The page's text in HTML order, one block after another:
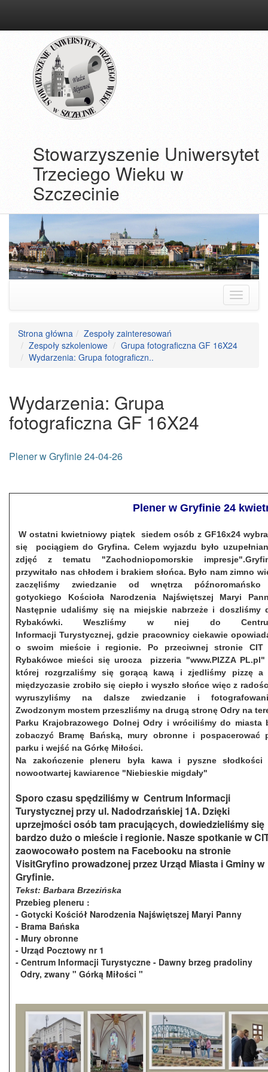
Stowarzyszenie Uniwersytet
Trzeciego Wieku w
Szczecinie
Strona główna
Zespoły zainteresowań
Zespoły szkoleniowe
Grupa fotograficzna GF 16X24
Wydarzenia: Grupa fotograficzn..
Wydarzenia: Grupa
fotograficzna GF 16X24
Plener w Gryfinie 24-04-26
Plener w Gryfinie 24
W ostatni kwietniowy piątek siedem osób z GF16x24
się
pociągiem do Gryfina. Celem wyjazdu było
zdjęć z tematu "Zachodniopomorskie
przywitało nas chłodem i brakiem słońca. Było nam zimno
zaczęliśmy zwiedzanie od wnętrza
gotyckiego Kościoła Narodzenia Najświętszej Maryi
Następnie udaliśmy się na miejskie nabrzeże i doszliśmy
Rybakówki. Weszliśmy w niej do
InformacjiTurystycznej, gdzie pracownicy ciekawie
o swoim mieście i regionie. Po przeciwnej stronie CIT
Rybakówce mieści się urocza pizzeria "www.PIZZA PL.pl"
której rozgrzaliśmy się gorącą kawą i zjedliśmy pizzę a
międzyczasie zrobiło się ciepło i wyszło słońce więc z
wyruszyliśmy na dalsze zwiedzanie i
Zwodzonym mostem przeszliśmy na drugą stronę Odry na
Parku Krajobrazowego Dolnej Odry i wróciliśmy do miasta
zobaczyć Bramę Bańską, mury obronne i pospacerować
parku i wejść na Górkę Miłości.
Na zakończenie pleneru była kawa i pyszne słodkości
nowootwartej kawiarence "Niebieskie migdały"
Sporo czasu spędziliśmy w Centrum Informacji
Turystycznej przy ul. Nadodrzańskiej 1A. Dzięki
uprzejmości osób tam pracujących, dowiedzieliśmy się
bardzo dużo o mieście i regionie. Nasze spotkanie w
zaowocowało postem na Facebooku na stronie
VisitGryfino prowadzonej przez Urząd Miasta i Gminy w
Gryfinie.
Tekst: Barbara Brzezińska
Przebieg pleneru :
- Gotycki Kościół Narodzenia Najświętszej Maryi Panny
- Brama Bańska
- Mury obronne
- Urząd Pocztowy nr 1
- Centrum Informacji Turystyczne - Dawny brzeg
Odry, zwany " Górką Miłości "